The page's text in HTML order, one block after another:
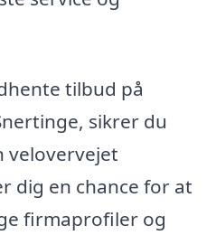
tilbud på
sikrer du
dig en chance for at
firmaprofiler og